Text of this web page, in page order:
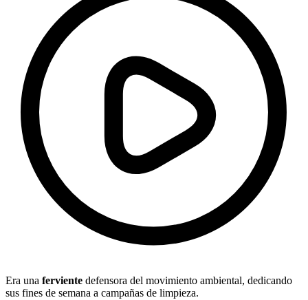
Era una ferviente defensora del movimiento ambiental, dedicando
sus fines de semana a campañas de limpieza.